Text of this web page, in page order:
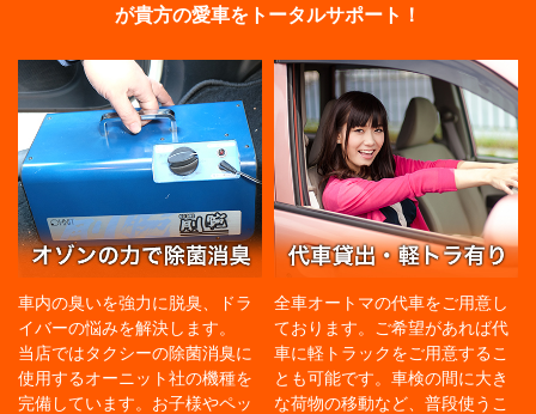
が貴方の愛車をトータルサポート！
車内の臭いを強力に脱臭、ドラ
イバーの悩みを解決します。
当店ではタクシーの除菌消臭に
使用するオーニット社の機種を
完備しています。お子様やペッ
全車オートマの代車をご用意し
ております。ご希望があれば代
車に軽トラックをご用意するこ
とも可能です。車検の間に大き
な荷物の移動など、普段使うこ